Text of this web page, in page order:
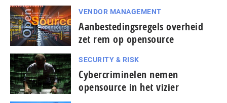
VENDOR MANAGEMENT
Aanbestedingsregels overheid
zet rem op opensource
SECURITY & RISK
Cybercriminelen nemen
opensource in het vizier